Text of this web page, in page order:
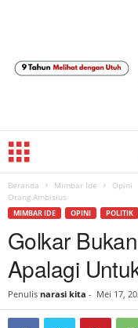
Beranda Mimbar Ide Opini
Orang Ambisius
MIMBAR IDE OPINI POLITIK
Golkar
Apalagi
Penulis narasi kita - Mei 17,